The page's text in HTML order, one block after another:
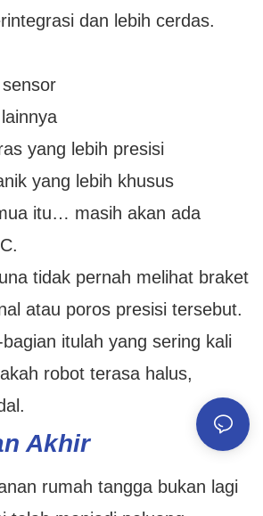
dan lebih cerdas.
yang lebih presisi
yang lebih khusus
itu… masih akan ada
tidak pernah melihat braket
atau poros presisi tersebut.
itulah yang sering kali
robot terasa halus,
Akhir
rumah tangga bukan lagi